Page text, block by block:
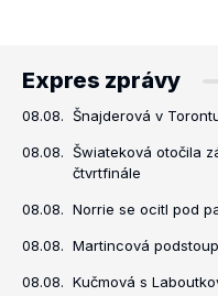
Expres zprávy
08.08. Šnajderová v
08.08. Šwiateková otočila
čtvrtfinále
08.08. Norrie se ocitl pod
08.08. Martincová
08.08. Kučmová s